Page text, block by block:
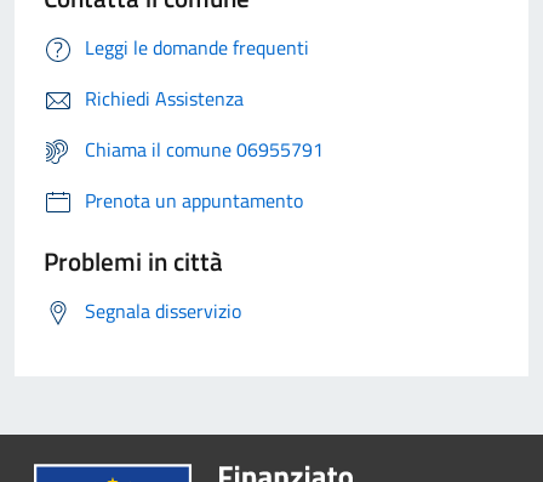
Leggi le domande frequenti
Richiedi Assistenza
Chiama il comune 06955791
Prenota un appuntamento
Problemi in città
Segnala disservizio